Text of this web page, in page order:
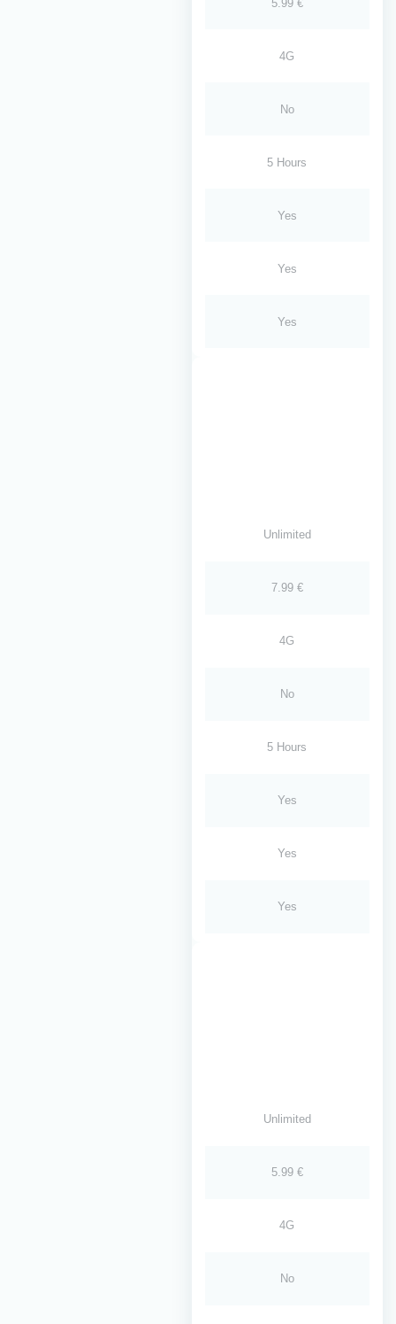
5.99 €
4G
No
5 Hours
Yes
Yes
Yes
Unlimited
7.99 €
4G
No
5 Hours
Yes
Yes
Yes
Unlimited
5.99 €
4G
No